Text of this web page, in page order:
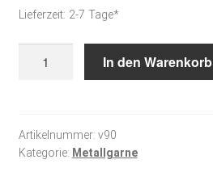
Lieferzeit: 2-7 Tage*
&
Heilenbeck
In den Warenkorb
Artikelnummer: v90
Kategorie: Metallgarne